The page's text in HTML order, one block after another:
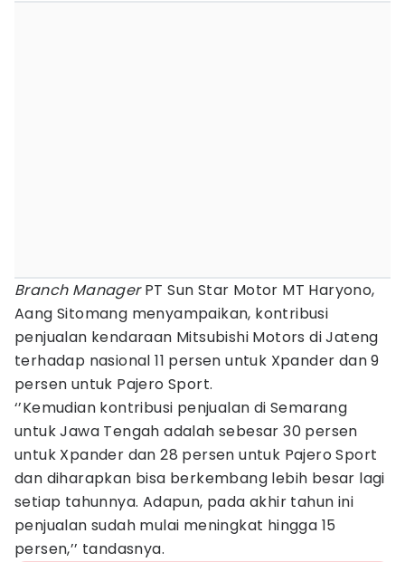
Branch ManagerPT Sun Star Motor MT Haryono,
Aang Sitomang menyampaikan, kontribusi
penjualan kendaraan Mitsubishi Motors di Jateng
terhadap nasional 11 persen untuk Xpander dan 9
persen untuk Pajero Sport.
‘’Kemudian kontribusi penjualan di Semarang
untuk Jawa Tengah adalah sebesar 30 persen
untuk Xpander dan 28 persen untuk Pajero Sport
dan diharapkan bisa berkembang lebih besar lagi
setiap tahunnya. Adapun, pada akhir tahun ini
penjualan sudah mulai meningkat hingga 15
persen,’’ tandasnya.